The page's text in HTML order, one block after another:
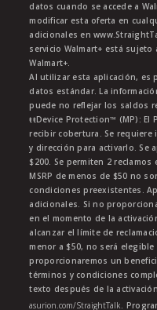
datos cuando se accede a
modificar esta oferta en
adicionales en
servicio Walmart+ está
Walmart+.
Al utilizar esta aplicación, es
datos estándar. La
puede no reflejar los saldos
ŧŧDevice Protection™ (MP): El
recibir cobertura. Se
y dirección para activarlo. Se
$200. Se permiten 2
MSRP de menos de $50 no
condiciones preexistentes.
adicionales. Si no
en el momento de la
alcanzar el límite de
menor a $50, no será
proporcionaremos un
términos y condiciones
texto después de la
asurion.com/StraightTalk.